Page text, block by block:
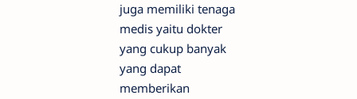
juga memiliki tenaga
medis yaitu dokter
yang cukup banyak
yang dapat
memberikan